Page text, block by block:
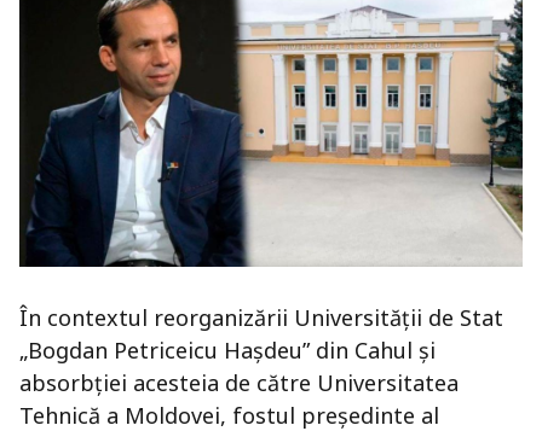
În contextul reorganizării Universității de Stat
„Bogdan Petriceicu Hașdeu” din Cahul și
absorbției acesteia de către Universitatea
Tehnică a Moldovei, fostul președinte al